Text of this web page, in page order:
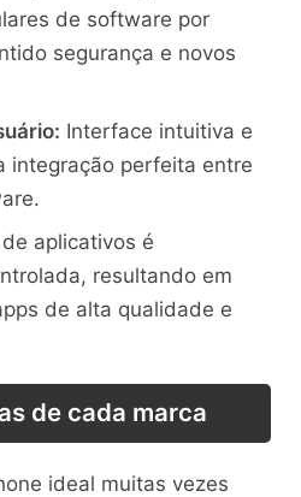
de software por
segurança e novos
Interface intuitiva e
integração perfeita entre
aplicativos é
resultando em
de alta qualidade e
de cada marca
ideal muitas vezes